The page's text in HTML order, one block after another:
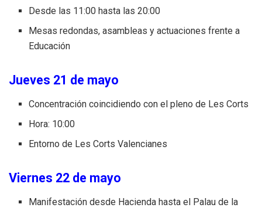
Desde las 11:00 hasta las 20:00
Mesas redondas, asambleas y actuaciones frente a
Educación
Jueves 21 de mayo
Concentración coincidiendo con el pleno de Les Corts
Hora: 10:00
Entorno de Les Corts Valencianes
Viernes 22 de mayo
Manifestación desde Hacienda hasta el Palau de la